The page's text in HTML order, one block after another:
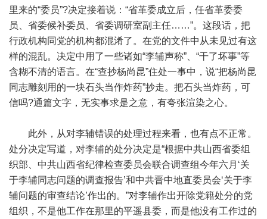
里来的“委员”?决定接着说：“省革委成立后，任省革委委
员、省委候补委员、省委调研室副主任……”。这段话，把
行政机构同党的机构都混淆了。在党的文件中从未见过有这
样的混乱。决定中用了一些诸如“李辅声称”、“干了坏事”等
含糊不清的语言。在“查抄杨尚昆”住处一事中，说“把杨尚昆
同志雕刻用的一块石头当作炸药”抄走。把石头当炸药，可
信吗?通篇文字，无实事求是之意，有夸张渲染之心。
此外，从对李辅错误的处理过程来看，也有点不正常。
处分决定写道，对李辅的处分决定是“根据中共山西省委组
织部、中共山西省纪律检查委员会联合调查组今年六月‘关
于李辅同志问题的调查报告’和中共晋中地直委员会‘关于李
辅问题的审查结论’作出的。”对李辅作出开除党籍处分的党
组织，不是他工作在那里的平遥县委，而是他没有工作过的